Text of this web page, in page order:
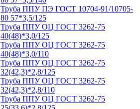
Труба ППУ ПЭ ГОСТ 10704-91/10705-
80 57*3,5/125
Труба ППУ ОЦ ГОСТ 3262-75
40(48)*3,0/125
Труба ППУ ОЦ ГОСТ 3262-75
40(48)*3,0/110
Труба ППУ ОЦ ГОСТ 3262-75
32(42,3)*2,8/125
Труба ППУ ОЦ ГОСТ 3262-75
32(42,3)*2,8/110
Труба ППУ ОЦ ГОСТ 3262-75